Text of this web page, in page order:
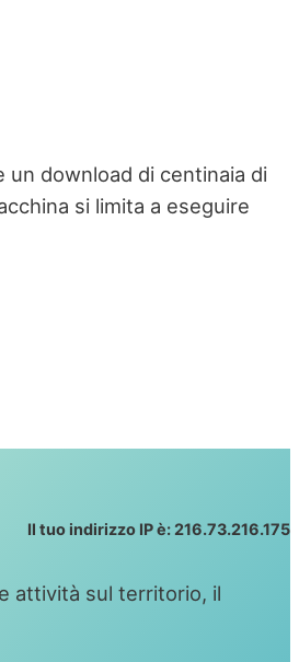
un download di centinaia di
si limita a eseguire
Il tuo indirizzo IP è: 216.73.216.175
attività sul territorio, il